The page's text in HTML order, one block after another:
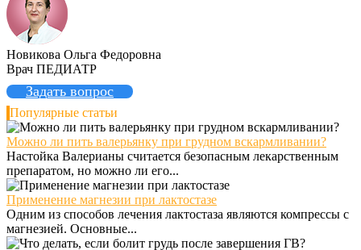
Новикова Ольга Федоровна
Врач ПЕДИАТР
Задать вопрос
Популярные статьи
Можно ли пить валерьянку при грудном вскармливании?
Настойка Валерианы считается безопасным лекарственным
препаратом, но можно ли его...
Применение магнезии при лактостазе
Одним из способов лечения лактостаза являются компрессы с
магнезией. Основные...